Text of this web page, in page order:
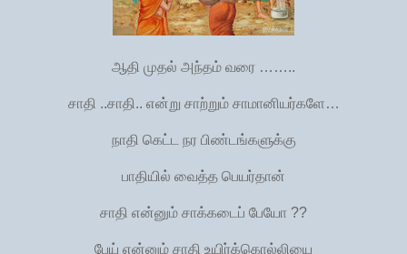
ஆதி முதல் அந்தம் வரை ……..
சாதி ..சாதி.. என்று சாற்றும் சாமானியர்களே…
நாதி கெட்ட நர பிண்டங்களுக்கு
பாதியில் வைத்த பெயர்தான்
சாதி என்னும் சாக்கடைப் பேயோ ??
பேய் என்னும் சாதி உயிர்க்கொல்லியை